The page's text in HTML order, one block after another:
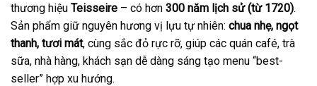
thương hiệu Teisseire – có hơn 300 năm lịch sử (từ 1720).
Sản phẩm giữ nguyên hương vị lựu tự nhiên: chua nhẹ, ngọt
thanh, tươi mát, cùng sắc đỏ rực rỡ, giúp các quán café, trà
sữa, nhà hàng, khách sạn dễ dàng sáng tạo menu “best-
seller” hợp xu hướng.